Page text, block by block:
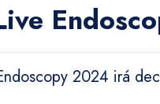
2024 irá